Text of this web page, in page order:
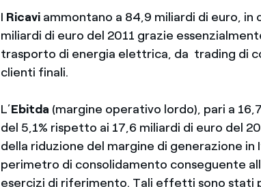
I Ricaviammontano a 84,9 miliardi di euro, in
miliardi di euro del 2011 grazie
trasporto di energia elettrica, da trading di
clienti finali.
L’Ebitda (margine operativo lordo), pari a
del 5,1% rispetto ai 17,6 miliardi di euro del
della riduzione del margine di generazione in
perimetro di consolidamento conseguente
esercizi di riferimento. Tali effetti sono stati